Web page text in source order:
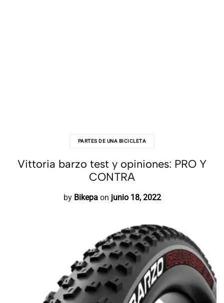
PARTES DE UNA BICICLETA
Vittoria barzo test y opiniones: PRO Y
CONTRA
by Bikepa on junio 18, 2022